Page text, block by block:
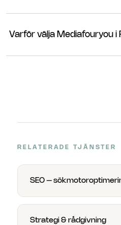
justerar löpande för bästa
Varför välja Mediafouryou i
RELATERADE TJÄNSTER
SEO –
Strategi & rådgivning